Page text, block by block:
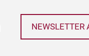
NEWSLETTER